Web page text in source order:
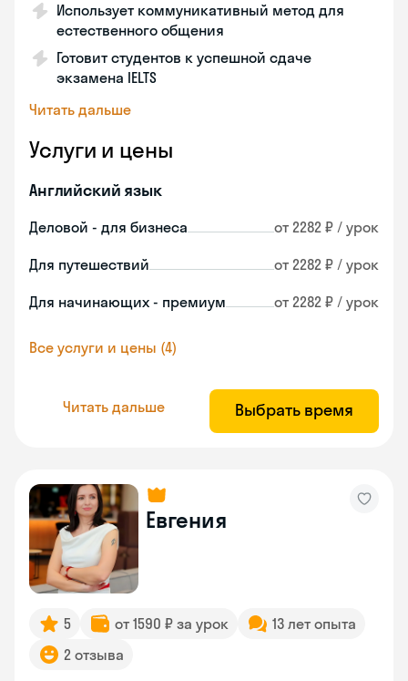
Использует коммуникативный метод для
естественного общения
Готовит студентов к успешной сдаче
экзамена IELTS
Читать дальше
Услуги и цены
Английский язык
Деловой - для бизнеса от 2282 ₽ / урок
Для путешествий от 2282 ₽ / урок
Для начинающих - премиум от 2282 ₽ / урок
Все услуги и цены (4)
Читать дальше Выбрать время
Евгения
5 от 1590 ₽ за урок
13 лет опыта
2 отзыва